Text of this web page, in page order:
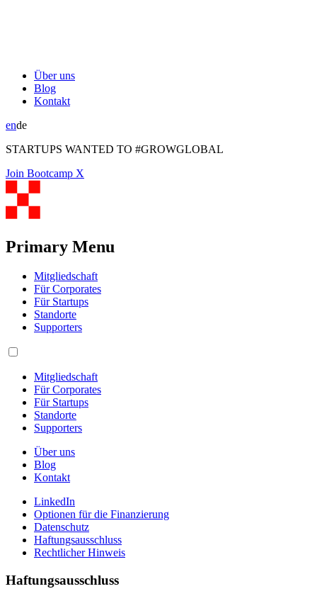
Über uns
Blog
Kontakt
ende
STARTUPS WANTED TO #GROWGLOBAL
Join Bootcamp X
Primary Menu
Mitgliedschaft
Für Corporates
Für Startups
Standorte
Supporters
Mitgliedschaft
Für Corporates
Für Startups
Standorte
Supporters
Über uns
Blog
Kontakt
LinkedIn
Optionen für die Finanzierung
Datenschutz
Haftungsausschluss
Rechtlicher Hinweis
Haftungsausschluss